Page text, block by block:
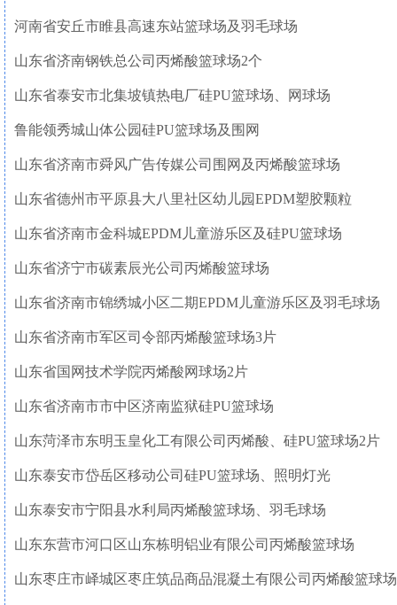
河南省安丘市睢县高速东站篮球场及羽毛球场
山东省济南钢铁总公司丙烯酸篮球场2个
山东省泰安市北集坡镇热电厂硅PU篮球场、网球场
鲁能领秀城山体公园硅PU篮球场及围网
山东省济南市舜风广告传媒公司围网及丙烯酸篮球场
山东省德州市平原县大八里社区幼儿园EPDM塑胶颗粒
山东省济南市金科城EPDM 儿童游乐区及硅PU篮球场
山东省济宁市碳素辰光公司丙烯酸篮球场
山东省济南市锦绣城小区二期EPDM 儿童游乐区及羽毛球场
山东省济南市军区司令部丙烯酸篮球场3片
山东省国网技术学院丙烯酸网球场2 片
山东省济南市市中区济南监狱硅PU篮球场
山东菏泽市东明玉皇化工有限公司丙烯酸、硅PU篮球场2 片
山东泰安市岱岳区移动公司硅PU篮球场、照明灯光
山东泰安市宁阳县水利局丙烯酸篮球场、羽毛球场
山东东营市河口区山东栋明铝业有限公司丙烯酸篮球场
山东枣庄市峄城区枣庄筑品商品混凝土有限公司丙烯酸篮球